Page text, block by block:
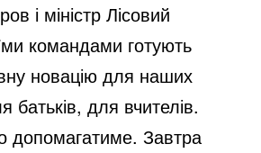
e
o
і міністр Лісовий
командами готують
новацію для наших
батьків, для вчителів.
допомагатиме. Завтра